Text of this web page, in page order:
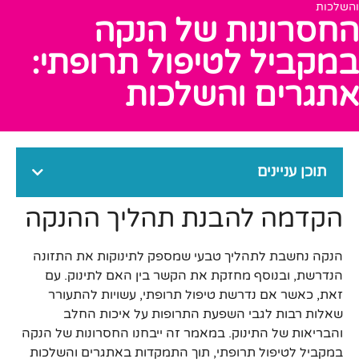
והשלכות
החסרונות של הנקה
במקביל לטיפול תרופתי:
אתגרים והשלכות
תוכן עניינים
הקדמה להבנת תהליך ההנקה
הנקה נחשבת לתהליך טבעי שמספק לתינוקות את התזונה
הנדרשת, ובנוסף מחזקת את הקשר בין האם לתינוק. עם
זאת, כאשר אם נדרשת טיפול תרופתי, עשויות להתעורר
שאלות רבות לגבי השפעת התרופות על איכות החלב
והבריאות של התינוק. במאמר זה ייבחנו החסרונות של הנקה
במקביל לטיפול תרופתי, תוך התמקדות באתגרים והשלכות